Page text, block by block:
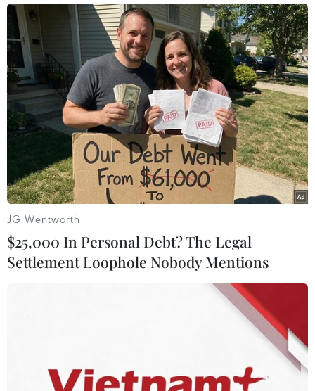
Lịch thi đấu U23 châu Á 2024 hôm nay 17/4:
U23 Việt Nam nhập cuộc
16/04/2024 22:37
Đội tuyển U23 Việt Nam sẽ đối đầu U23 Kuwait ở lượt
trận ra quân bảng D Vòng chung kết U23 châu Á 2024
vào lúc 22 giờ 30 trên Sân vận động Al Janoub.
JG Wentworth
$25,000 In Personal Debt? The Legal
Settlement Loophole Nobody Mentions